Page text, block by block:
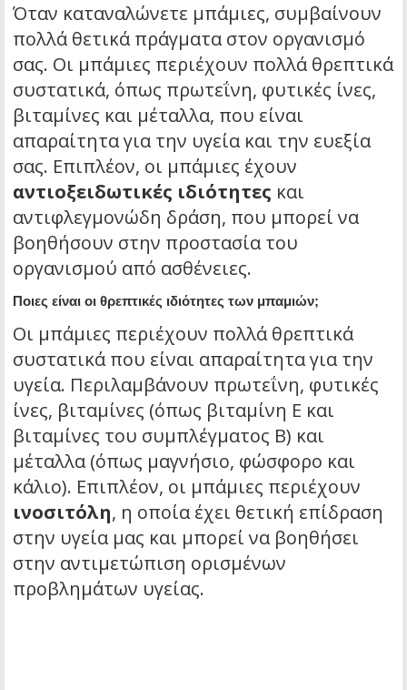
Όταν καταναλώνετε μπάμιες, συμβαίνουν
πολλά θετικά πράγματα στον οργανισμό
σας. Οι μπάμιες περιέχουν πολλά θρεπτικά
συστατικά, όπως πρωτεΐνη, φυτικές ίνες,
βιταμίνες και μέταλλα, που είναι
απαραίτητα για την υγεία και την ευεξία
σας. Επιπλέον, οι μπάμιες έχουν
αντιοξειδωτικές ιδιότητες και
αντιφλεγμονώδη δράση, που μπορεί να
βοηθήσουν στην προστασία του
οργανισμού από ασθένειες.
Ποιες είναι οι θρεπτικές ιδιότητες των μπαμιών;
Οι μπάμιες περιέχουν πολλά θρεπτικά
συστατικά που είναι απαραίτητα για την
υγεία. Περιλαμβάνουν πρωτεΐνη, φυτικές
ίνες, βιταμίνες (όπως βιταμίνη Ε και
βιταμίνες του συμπλέγματος Β) και
μέταλλα (όπως μαγνήσιο, φώσφορο και
κάλιο). Επιπλέον, οι μπάμιες περιέχουν
ινοσιτόλη, η οποία έχει θετική επίδραση
στην υγεία μας και μπορεί να βοηθήσει
στην αντιμετώπιση ορισμένων
προβλημάτων υγείας.